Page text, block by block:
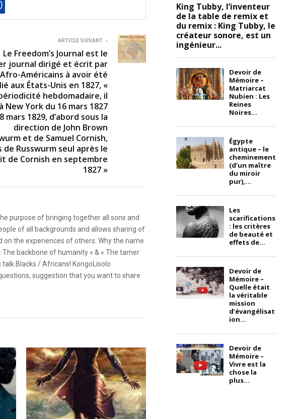
ARTICLE SUIVANT
Le Freedom’s Journal est le
journal dirigé et écrit par
Américains à avoir été
aux États-Unis en 1827, «
hebdomadaire, il
New York du 16 mars 1827
mars 1829, d’abord sous la
direction de John Brown
et de Samuel Cornish,
de Russwurm seul après le
de Cornish en septembre
1827 »
purpose of bringing together all sons and
of all backgrounds and allows sharing of
the experiences of others. Why the name
The backbone of humanity » & « The tamer
talk Blacks / Africans! KongoLisolo
suggestion that you want to share
King Tubby, l’inventeur
de la table de remix et
du remix : King Tubby, le
créateur sonore, est un
ingénieur...
Devoir de
Mémoire –
Matriarcat
Nubien : Les
Reines
Noires...
Égypte
antique – le
cheminement
(d’un maître
du miroir
pur),...
Les
scarifications
: les critères
de beauté et
effets de...
Devoir de
Mémoire –
Quelle était
la véritable
mission
d’évangélisat
ion...
Devoir de
Mémoire –
Vivre est la
chose la
plus...